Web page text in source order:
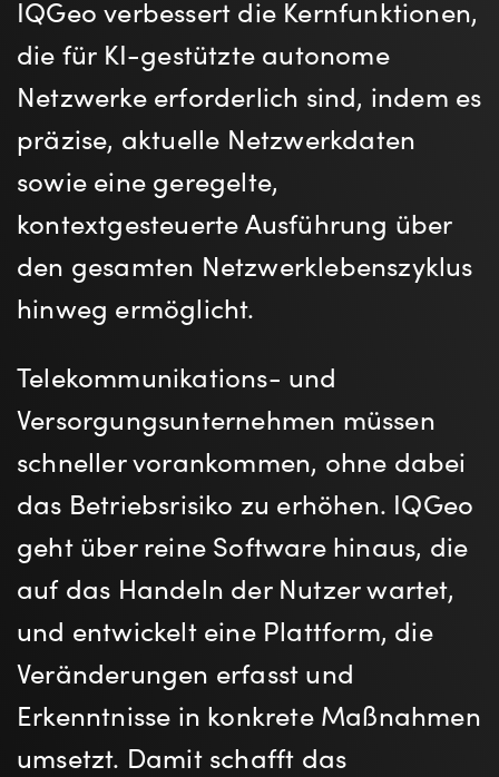
IQGeo verbessert die Kernfunktionen,
die für KI-gestützte autonome
Netzwerke erforderlich sind, indem es
präzise, aktuelle Netzwerkdaten
sowie eine geregelte,
kontextgesteuerte Ausführung über
den gesamten Netzwerklebenszyklus
hinweg ermöglicht.
Telekommunikations- und
Versorgungsunternehmen müssen
schneller vorankommen, ohne dabei
das Betriebsrisiko zu erhöhen. IQGeo
geht über reine Software hinaus, die
auf das Handeln der Nutzer wartet,
und entwickelt eine Plattform, die
Veränderungen erfasst und
Erkenntnisse in konkrete Maßnahmen
umsetzt. Damit schafft das